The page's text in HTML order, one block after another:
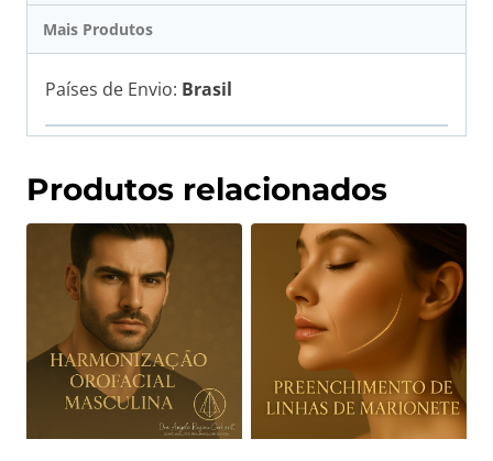
Mais Produtos
Países de Envio: Brasil
Produtos relacionados